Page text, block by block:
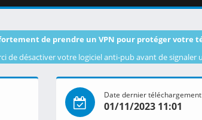
de prendre un VPN pour protéger votre
de désactiver votre logiciel anti-pub avant de signaler
Date dernier téléchargement
01/11/2023 11:01